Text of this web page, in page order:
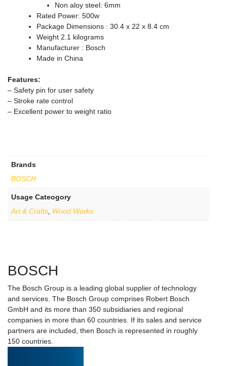
Non aloy steel: 6mm
Rated Power: 500w
Package Dimensions : 30.4 x 22 x 8.4 cm
Weight 2.1 kilograms
Manufacturer : Bosch
Made in China
Features:
– Safety pin for user safety
– Stroke rate control
– Excellent power to weight ratio
Brands
BOSCH
Usage Cateogory
Art & Crafts Wood Works
BOSCH
The Bosch Group is a leading global supplier of technology
and services. The Bosch Group comprises Robert Bosch
GmbH and its more than 350 subsidiaries and regional
companies in more than 60 countries. If its sales and service
partners are included, then Bosch is represented in roughly
150 countries.